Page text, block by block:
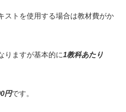
ストを使用する場合は教材費がか
りますが基本的に1教科あたり
円です。